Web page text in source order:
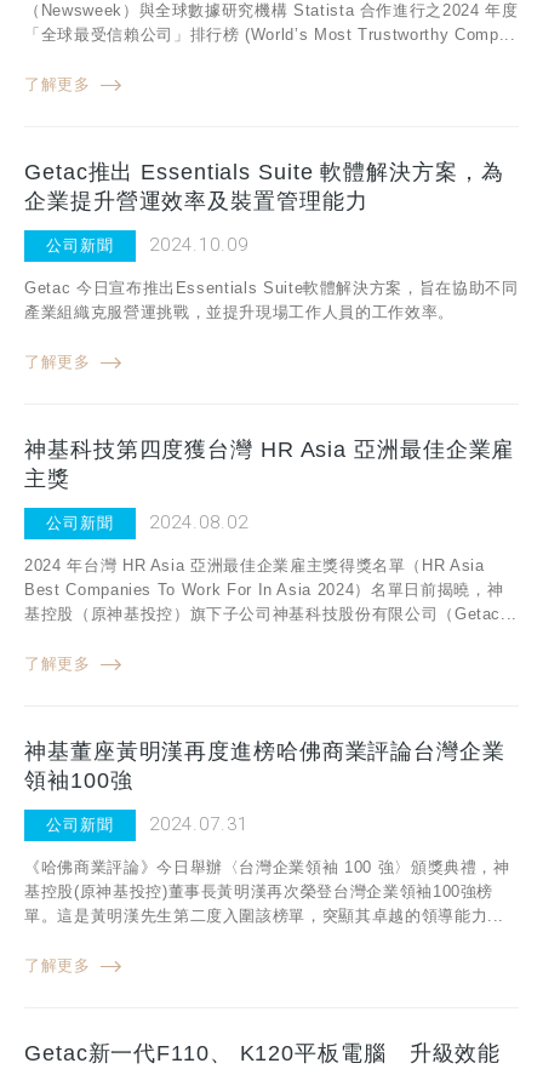
（Newsweek）與全球數據研究機構 Statista 合作進行之2024 年度
「全球最受信賴公司」排行榜 (World’s Most Trustworthy Comp...
了解更多
Getac推出 Essentials Suite 軟體解決方案，為
企業提升營運效率及裝置管理能力
公司新聞 2024.10.09
Getac 今日宣布推出Essentials Suite軟體解決方案，旨在協助不同
產業組織克服營運挑戰，並提升現場工作人員的工作效率。
了解更多
神基科技第四度獲台灣 HR Asia 亞洲最佳企業雇
主獎
公司新聞 2024.08.02
2024 年台灣 HR Asia 亞洲最佳企業雇主獎得獎名單（HR Asia
Best Companies To Work For In Asia 2024）名單日前揭曉，神
基控股（原神基投控）旗下子公司神基科技股份有限公司（Getac...
了解更多
神基董座黃明漢再度進榜哈佛商業評論台灣企業
領袖100強
公司新聞 2024.07.31
《哈佛商業評論》今日舉辦〈台灣企業領袖 100 強〉頒獎典禮，神
基控股(原神基投控)董事長黃明漢再次榮登台灣企業領袖100強榜
單。這是黃明漢先生第二度入圍該榜單，突顯其卓越的領導能力...
了解更多
Getac新一代F110、 K120平板電腦 升級效能